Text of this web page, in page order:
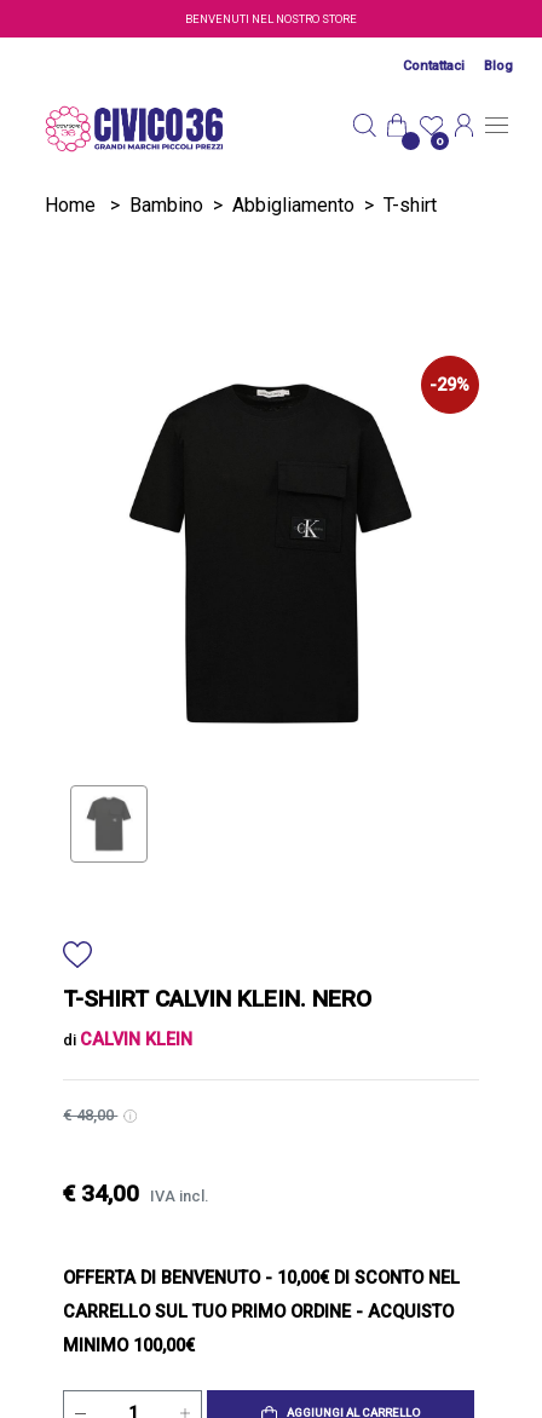
Salta al contenuto principaleBENVENUTI NEL NOSTRO STORE
Contattaci Blog
0
Home > Bambino > Abbigliamento > T-shirt
-29%
T-SHIRT CALVIN KLEIN. NERO
di CALVIN KLEIN
€ 48,00
€ 34,00 IVA incl.
OFFERTA DI BENVENUTO- 10,00€ DI SCONTO NEL
CARRELLO SUL TUO PRIMO ORDINE - ACQUISTO
MINIMO 100,00€
AGGIUNGI AL CARRELLO